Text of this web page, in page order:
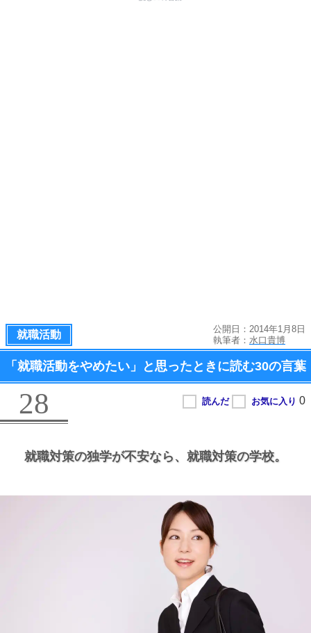
就職活動
公開日：2014年1月8日
執筆者： 水口貴博
「就職活動をやめたい」と思ったときに読む30の言葉
28
就職対策の独学が不安なら、 就職対策の学校。